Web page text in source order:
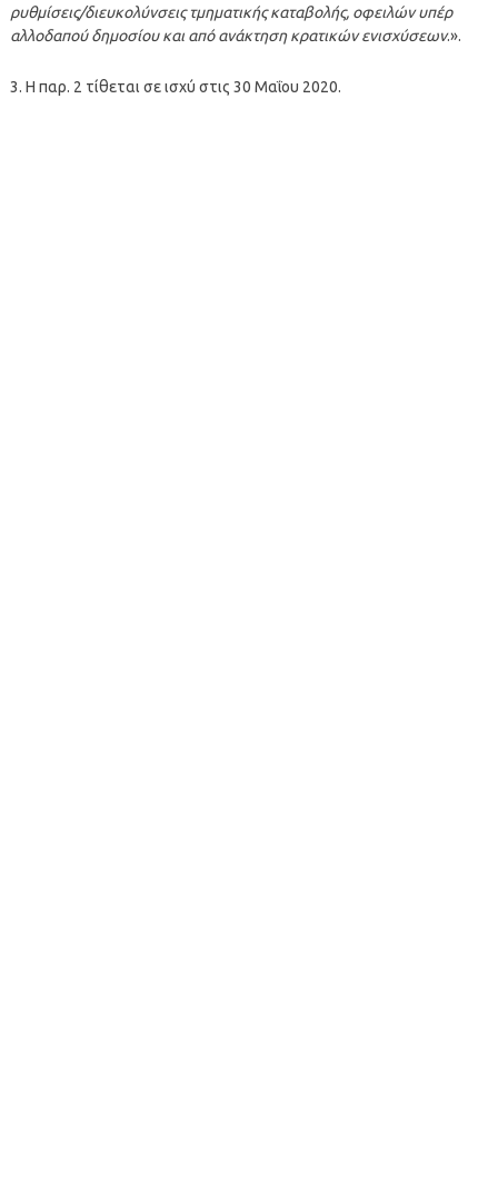
ρυθμίσεις/διευκολύνσεις τμηματικής καταβολής, οφειλών υπέρ
αλλοδαπού δημοσίου και από ανάκτηση κρατικών ενισχύσεων.».
3. Η παρ. 2 τίθεται σε ισχύ στις 30 Μαΐου 2020.